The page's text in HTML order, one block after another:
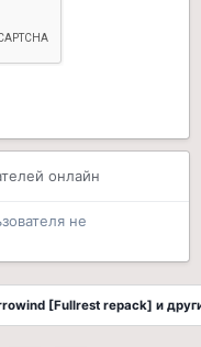
онлайн
не
[Fullrest repack] и